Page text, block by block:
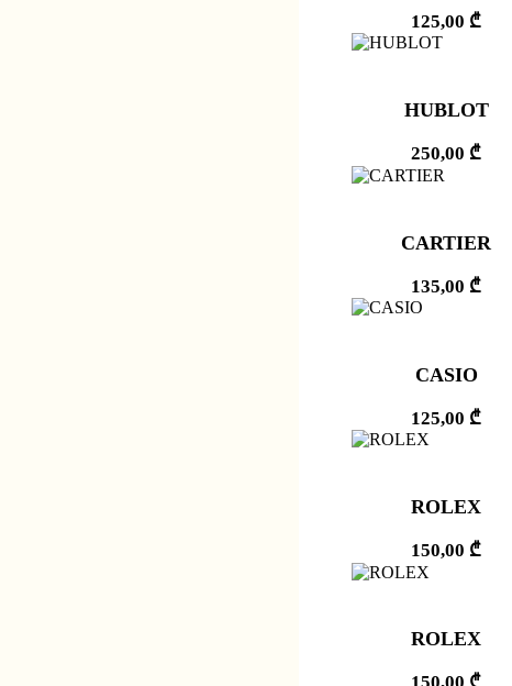
125,00 ₾
HUBLOT
250,00 ₾
CARTIER
135,00 ₾
CASIO
125,00 ₾
ROLEX
150,00 ₾
ROLEX